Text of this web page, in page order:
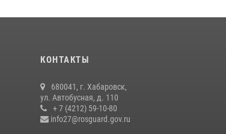
КОНТАКТЫ
680041, г. Хабаровск,
ул. Автобусная, д. 110
+ 7 (4212) 59-10-80
info27@rosguard.gov.ru